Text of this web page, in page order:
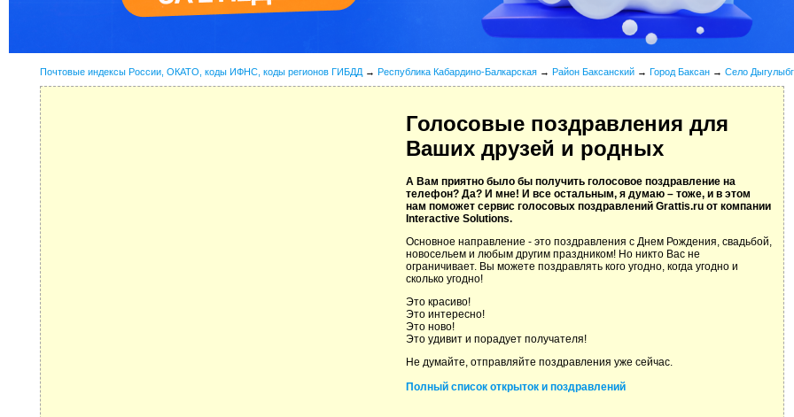
Почтовые индексы России, ОКАТО, коды ИФНС, коды регионов ГИБДД → Республика Кабардино-Балкарская → Район Баксанский → Город Баксан → Село
Голосовые поздравления для
Ваших друзей и родных
А Вам приятно было бы получить голосовое поздравление на
телефон? Да? И мне! И все остальным, я думаю – тоже, и в этом
нам поможет сервис голосовых поздравлений Grattis.ru от компании
Interactive Solutions.
Основное направление - это поздравления с Днем Рождения, свадьбой,
новосельем и любым другим праздником! Но никто Вас не
ограничивает. Вы можете поздравлять кого угодно, когда угодно и
сколько угодно!
Это красиво!
Это интересно!
Это ново!
Это удивит и порадует получателя!
Не думайте, отправляйте поздравления уже сейчас.
Полный список открыток и поздравлений